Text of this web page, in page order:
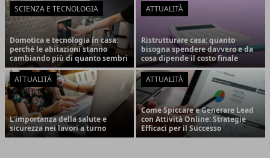
SCIENZA E TECNOLOGIA
Domotica e tecnologia in casa:
perché le abitazioni stanno
cambiando più di quanto sembri
ATTUALITÀ
Ristrutturare casa: quanto
bisogna spendere davvero e da
cosa dipende il costo finale
ATTUALITÀ
L'importanza della salute e
sicurezza nei lavori a turno
ATTUALITÀ
Come Spiccare e Generare Lead
con Attività Online: Strategie
Efficaci per il Successo